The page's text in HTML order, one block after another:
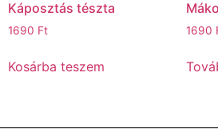
Káposztás tészta
1690 Ft
Kosárba teszem
1690